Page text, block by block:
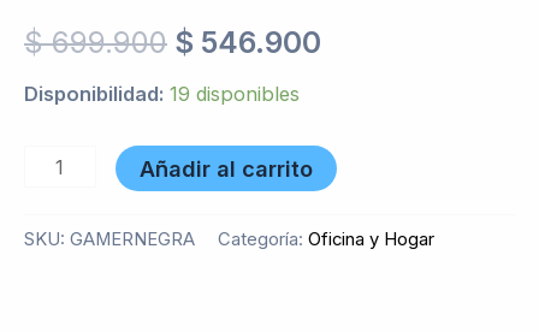
$699.900 $ 546.900
Disponibilidad: 19 disponibles
Añadir al carrito
SKU: GAMERNEGRA Categoría: Oficina y Hogar